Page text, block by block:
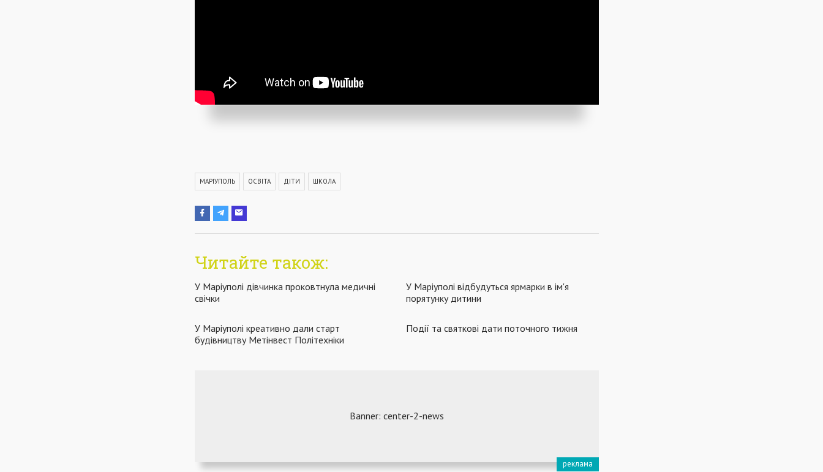
МАРІУПОЛЬ ОСВІТА ДІТИ ШКОЛА
Читайте також:
У Маріуполі дівчинка проковтнула медичні
свічки
У Маріуполі відбудуться ярмарки в ім'я
порятунку дитини
У Маріуполі креативно дали старт
будівництву Метінвест Політехніки
Події та святкові дати поточного тижня